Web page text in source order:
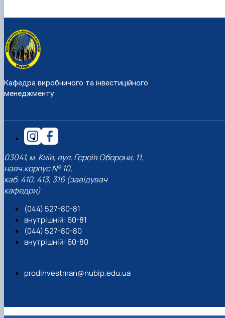
Кафедра виробничого та інвестиційного
менеджменту
03041, м. Київ, вул. Героїв Оборони, 11,
навч.корпус № 10,
каб. 410, 413, 316 (завідувач
кафедри)
(044) 527-80-81
внутрішній: 60-81
(044) 527-80-80
внутрішній: 60-80
prodinvestman@nubip.edu.ua